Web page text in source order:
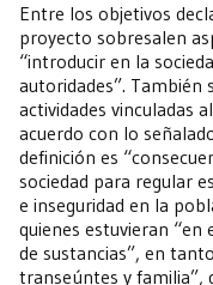
Entre los objetivos
proyecto sobresalen
“introducir en la
autoridades”.
actividades vinculadas
acuerdo con lo
definición es
sociedad para regular
e inseguridad en la
quienes estuvieran “en
de sustancias”, en
transeúntes y familia”,